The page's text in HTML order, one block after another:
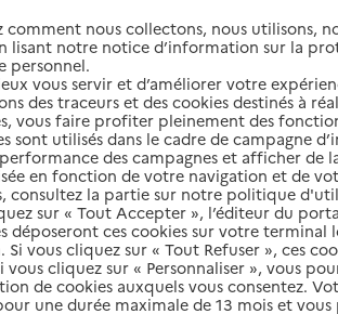
CORSE
2025
autour de Vivario
erreur
comment nous collectons, nous utilisons,
lisant notre notice d’information sur la
personnel.
vous servir et d’améliorer votre
des traceurs et des cookies destinés à
vous faire profiter pleinement des
sont utilisés dans le cadre de campagne
des campagnes et afficher de
en fonction de votre navigation et de
consultez la partie sur notre politique
sur « Tout Accepter », l’éditeur du
déposeront ces cookies sur votre terminal
Si vous cliquez sur « Tout Refuser », ces
vous cliquez sur « Personnaliser », vous
de cookies auxquels vous consentez.
une durée maximale de 13 mois et